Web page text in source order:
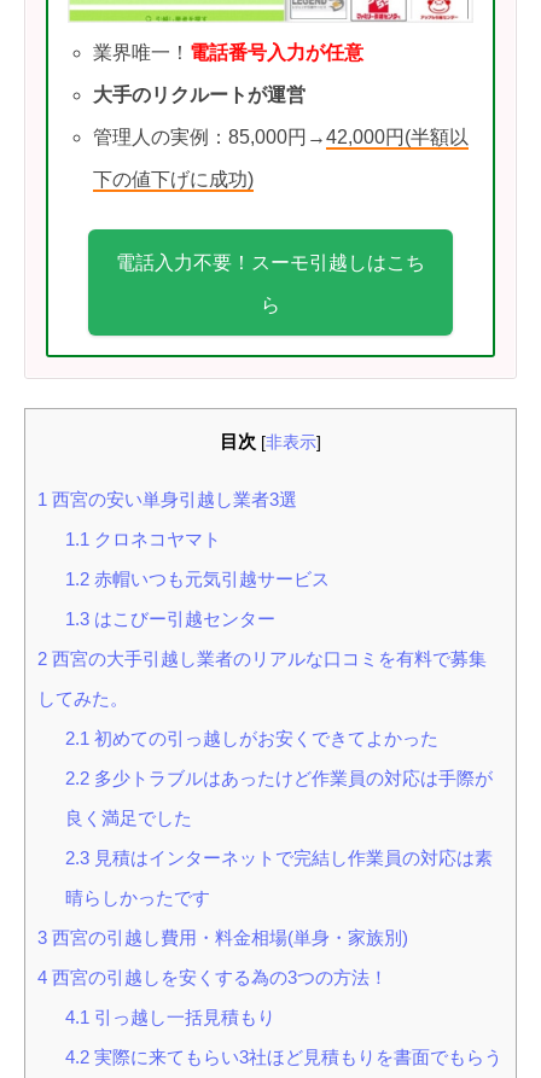
業界唯一！ 電話番号入力が任意
大手のリクルートが運営
管理人の実例：85,000円→42,000円(半額以
下の値下げに成功)
電話入力不要！スーモ引越しはこち
ら
目次 [非表示]
1 西宮の安い単身引越し業者3選
1.1 クロネコヤマト
1.2赤帽いつも元気引越サービス
1.3はこびー引越センター
2 西宮の大手引越し業者のリアルな口コミを有料で募集
してみた。
2.1 初めての引っ越しがお安くできてよかった
2.2多少トラブルはあったけど作業員の対応は手際が
良く満足でした
2.3見積はインターネットで完結し作業員の対応は素
晴らしかったです
3 西宮の引越し費用・料金相場(単身・家族別)
4 西宮の引越しを安くする為の3つの方法！
4.1 引っ越し一括見積もり
4.2実際に来てもらい3社ほど見積もりを書面でもらう